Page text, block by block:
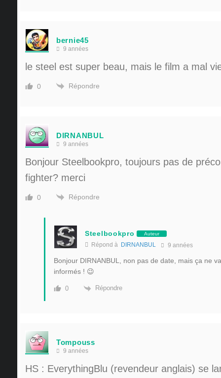
bernie45
9 années
le steel est super beau, mais le film a mal
0 Répondre
DIRNANBUL
9 années
Bonjour Steelbookpro, toujours pas de
fighter? merci
0 Répondre
Steelbookpro Auteur
Répond à DIRNANBUL 9 années
Bonjour DIRNANBUL, non pas de date, mais ça ne
informés ! 😉
0 Répondre
Tompouss
9 années
HS : EverythingBlu (revendeur anglais) se